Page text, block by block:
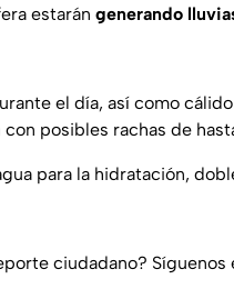
estarán generando
el día, así como
posibles rachas de
para la hidratación,
ciudadano? Síguenos